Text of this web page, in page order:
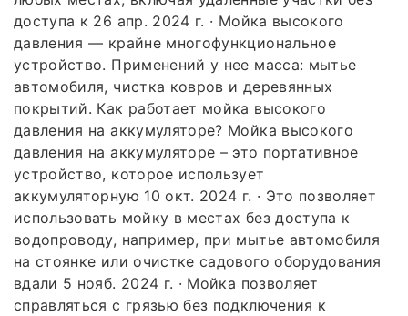
доступа к 26 апр. 2024 г. · Мойка высокого
давления — крайне многофункциональное
устройство. Применений у нее масса: мытье
автомобиля, чистка ковров и деревянных
покрытий. Как работает мойка высокого
давления на аккумуляторе? Мойка высокого
давления на аккумуляторе – это портативное
устройство, которое использует
аккумуляторную 10 окт. 2024 г. · Это позволяет
использовать мойку в местах без доступа к
водопроводу, например, при мытье автомобиля
на стоянке или очистке садового оборудования
вдали 5 нояб. 2024 г. · Мойка позволяет
справляться с грязью без подключения к